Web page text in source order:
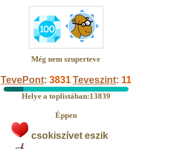
Még nem szuperteve
TevePont: 3831Teveszint: 11
Helye a toplistában:13839
Éppen
csokiszívet eszik